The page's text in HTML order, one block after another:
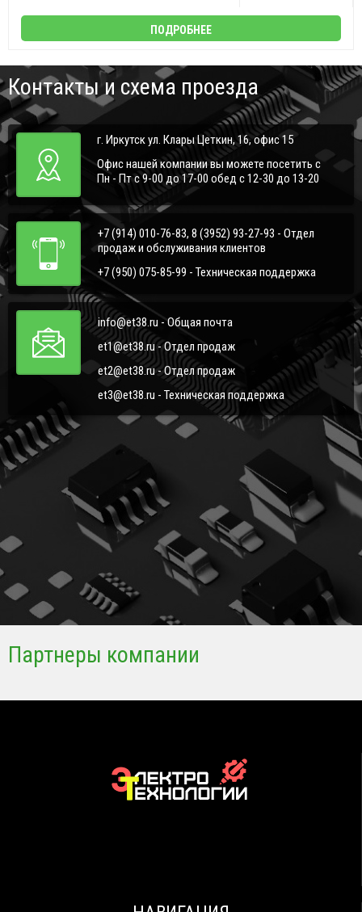
ПОДРОБНЕЕ
Контакты и схема проезда
г. Иркутск ул. Клары Цеткин, 16, офис 15
Офис нашей компании вы можете посетить с
Пн - Пт с 9-00 до 17-00 обед с 12-30 до 13-20
+7 (914) 010-76-83, 8 (3952) 93-27-93 - Отдел
продаж и обслуживания клиентов
+7 (950) 075-85-99 - Техническая поддержка
info@et38.ru - Общая почта
et1@et38.ru - Отдел продаж
et2@et38.ru - Отдел продаж
et3@et38.ru - Техническая поддержка
Партнеры компании